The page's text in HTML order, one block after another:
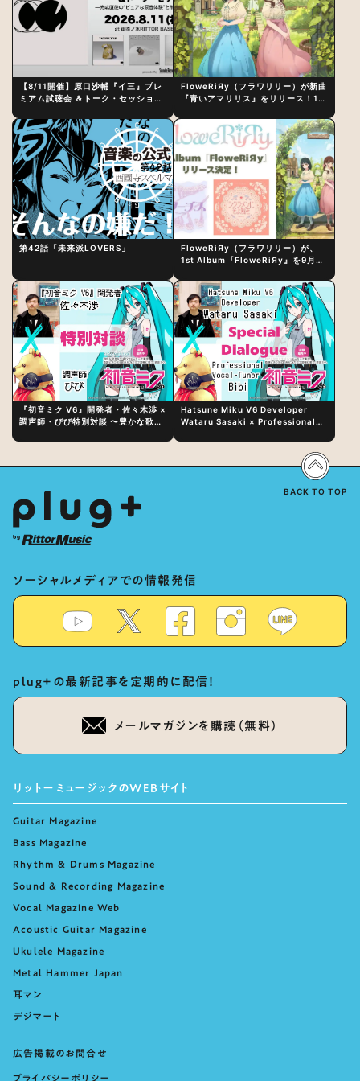
【8/11開催】原口沙輔『イ三』プレ
ミアム試聴会 ＆トーク・セッション
制作秘話
FloweRiЯy（フラワリリー）が新曲
『青いアマリリス』をリリース！1st
第42話「未来派LOVERS」
FloweRiЯy（フラワリリー）が、
1st Album『FloweRiЯy』を9月23
『初音ミク V6』開発者・佐々木渉 ×
調声師・びび特別対談 〜豊かな歌声
Hatsune Miku V6 Developer
Wataru Sasaki × Professional
Vocal Expression Lies in “Love
for the singing characters” and
ソーシャルメディアでの情報発信
plug+の最新記事を定期的に配信！
メールマガジンを購読（無料）
リットーミュージックのWEBサイト
Guitar Magazine
Bass Magazine
Rhythm & Drums Magazine
Sound & Recording Magazine
Vocal Magazine Web
Acoustic Guitar Magazine
Ukulele Magazine
Metal Hammer Japan
耳マン
デジマート
広告掲載のお問合せ
プライバシーポリシー
BACK TO TOP